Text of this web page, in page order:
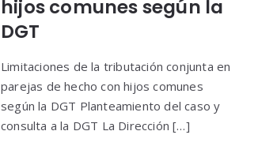
hijos comunes según la
DGT
Limitaciones de la tributación conjunta en
parejas de hecho con hijos comunes
según la DGT Planteamiento del caso y
consulta a la DGT La Dirección […]